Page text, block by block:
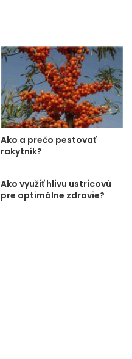
Ako a prečo pestovať
rakytník?
Ako využiť hlivu ustricovú
pre optimálne zdravie?